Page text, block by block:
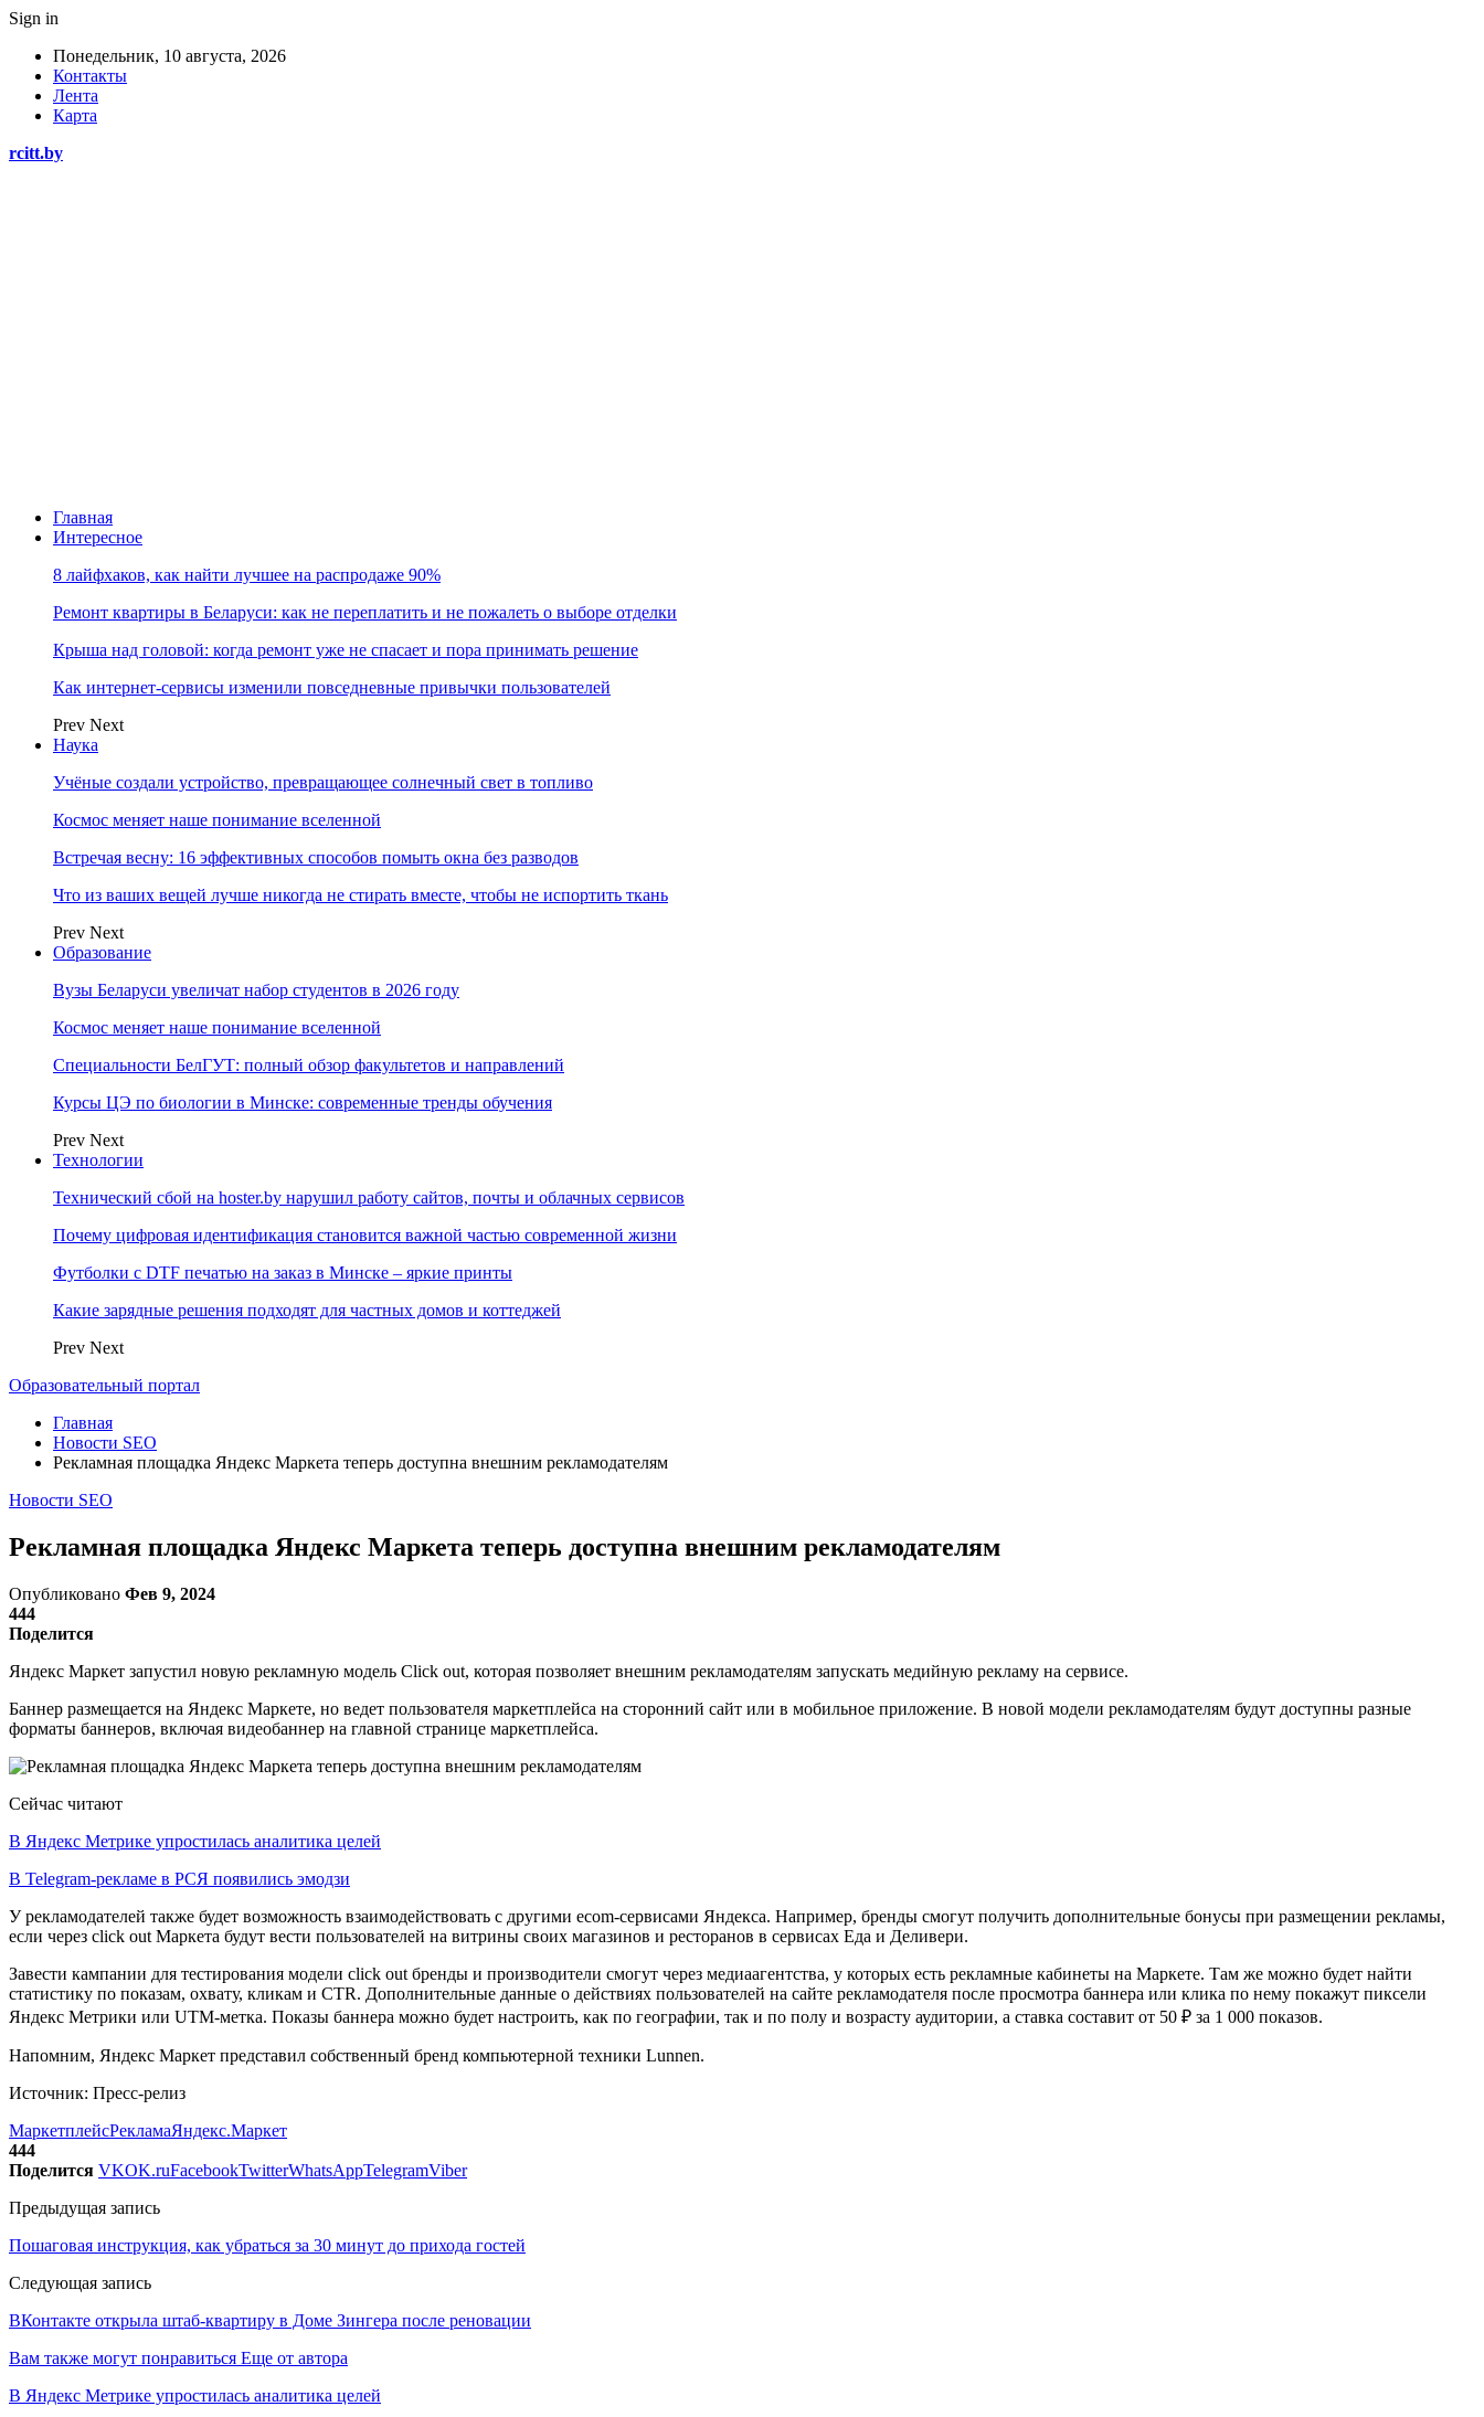
Sign in
Понедельник, 10 августа, 2026
Контакты
Лента
Карта
rcitt.by
Главная
Интересное
8 лайфхаков, как найти лучшее на распродаже 90%
Ремонт квартиры в Беларуси: как не переплатить и не пожалеть о выборе отделки
Крыша над головой: когда ремонт уже не спасает и пора принимать решение
Как интернет-сервисы изменили повседневные привычки пользователей
Prev Next
Наука
Учёные создали устройство, превращающее солнечный свет в топливо
Космос меняет наше понимание вселенной
Встречая весну: 16 эффективных способов помыть окна без разводов
Что из ваших вещей лучше никогда не стирать вместе, чтобы не испортить ткань
Prev Next
Образование
Вузы Беларуси увеличат набор студентов в 2026 году
Космос меняет наше понимание вселенной
Специальности БелГУТ: полный обзор факультетов и направлений
Курсы ЦЭ по биологии в Минске: современные тренды обучения
Prev Next
Технологии
Технический сбой на hoster.by нарушил работу сайтов, почты и облачных сервисов
Почему цифровая идентификация становится важной частью современной жизни
Футболки с DTF печатью на заказ в Минске – яркие принты
Какие зарядные решения подходят для частных домов и коттеджей
Prev Next
Образовательный портал
Главная
Новости SEO
Рекламная площадка Яндекс Маркета теперь доступна внешним рекламодателям
Новости SEO
Рекламная площадка Яндекс Маркета теперь доступна внешним рекламодателям
Опубликовано Фев 9, 2024
444
Поделится
Яндекс Маркет запустил новую рекламную модель Click out, которая позволяет внешним рекламодателям запускать медийную рекламу на сервисе.
Баннер размещается на Яндекс Маркете, но ведет пользователя маркетплейса на сторонний сайт или в мобильное приложение. В новой модели рекламодателям будут доступны разные
форматы баннеров, включая видеобаннер на главной странице маркетплейса.
Сейчас читают
В Яндекс Метрике упростилась аналитика целей
В Telegram-рекламе в РСЯ появились эмодзи
У рекламодателей также будет возможность взаимодействовать с другими ecom-сервисами Яндекса. Например, бренды смогут получить дополнительные бонусы при размещении рекламы,
если через click out Маркета будут вести пользователей на витрины своих магазинов и ресторанов в сервисах Еда и Деливери.
Завести кампании для тестирования модели click out бренды и производители смогут через медиаагентства, у которых есть рекламные кабинеты на Маркете. Там же можно будет найти
статистику по показам, охвату, кликам и CTR. Дополнительные данные о действиях пользователей на сайте рекламодателя после просмотра баннера или клика по нему покажут пиксели
Яндекс Метрики или UTM-метка. Показы баннера можно будет настроить, как по географии, так и по полу и возрасту аудитории, а ставка составит от 50 ₽ за 1 000 показов.
Напомним, Яндекс Маркет представил собственный бренд компьютерной техники Lunnen.
Источник: Пресс-релиз
МаркетплейсРекламаЯндекс.Маркет
444
Поделится VKOK.ruFacebookTwitterWhatsAppTelegramViber
Предыдущая запись
Пошаговая инструкция, как убраться за 30 минут до прихода гостей
Следующая запись
ВКонтакте открыла штаб-квартиру в Доме Зингера после реновации
Вам также могут понравиться Еще от автора
В Яндекс Метрике упростилась аналитика целей